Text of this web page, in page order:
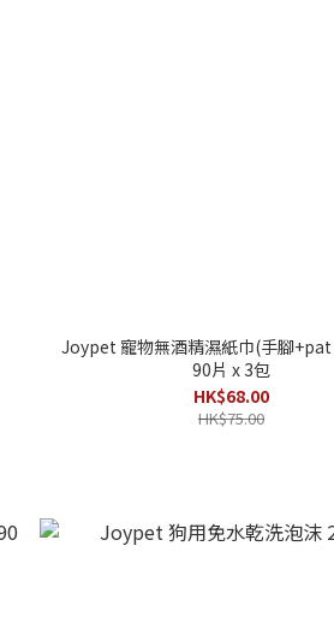
Joypet 寵物無酒精濕紙巾(手腳
90片 x 3包
HK$68.00
HK$75.00